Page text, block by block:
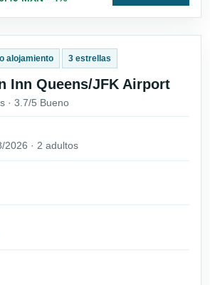
alojamiento 3 estrellas
Inn Queens/JFK Airport
· 3.7/5 Bueno
2026 · 2 adultos